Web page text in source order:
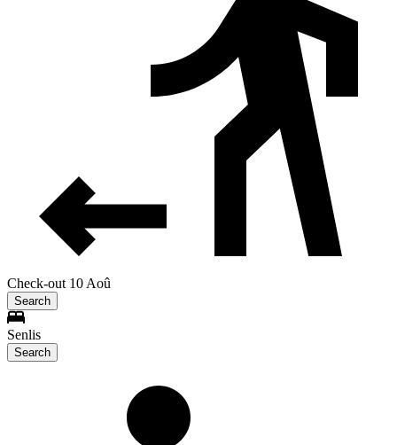
Check-out 10 Aoû
Search
Senlis
Search